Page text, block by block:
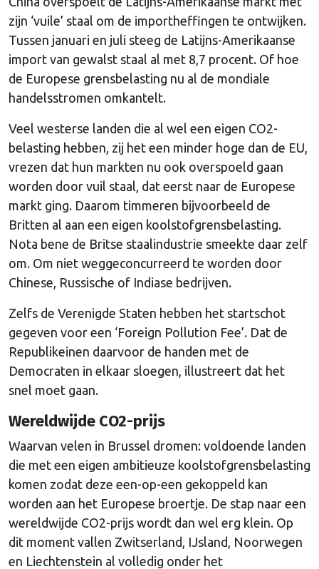
zijn ‘vuile’ staal om de importheffingen te ontwijken.
Tussen januari en juli steeg de Latijns-Amerikaanse
import van gewalst staal al met 8,7 procent. Of hoe
de Europese grensbelasting nu al de mondiale
handelsstromen omkantelt.
Veel westerse landen die al wel een eigen CO2-
belasting hebben, zij het een minder hoge dan de EU,
vrezen dat hun markten nu ook overspoeld gaan
worden door vuil staal, dat eerst naar de Europese
markt ging. Daarom timmeren bijvoorbeeld de
Britten al aan een eigen koolstofgrensbelasting.
Nota bene de Britse staalindustrie smeekte daar zelf
om. Om niet weggeconcurreerd te worden door
Chinese, Russische of Indiase bedrijven.
Zelfs de Verenigde Staten hebben het startschot
gegeven voor een ‘Foreign Pollution Fee’. Dat de
Republikeinen daarvoor de handen met de
Democraten in elkaar sloegen, illustreert dat het
snel moet gaan.
Wereldwijde CO2-prijs
Waarvan velen in Brussel dromen: voldoende landen
die met een eigen ambitieuze koolstofgrensbelasting
komen zodat deze een-op-een gekoppeld kan
worden aan het Europese broertje. De stap naar een
wereldwijde CO2-prijs wordt dan wel erg klein. Op
dit moment vallen Zwitserland, IJsland, Noorwegen
en Liechtenstein al volledig onder het